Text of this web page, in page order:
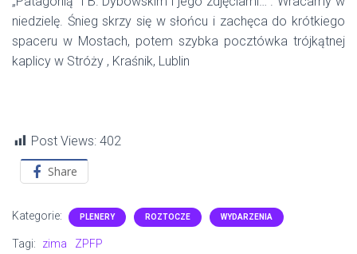
niedzielę. Śnieg skrzy się w słońcu i zachęca do krótkiego
spaceru w Mostach, potem szybka pocztówka trójkątnej
kaplicy w Stróży , Kraśnik, Lublin
Post Views: 402
Share
Kategorie: PLENERY ROZTOCZE WYDARZENIA
Tagi: zima ZPFP